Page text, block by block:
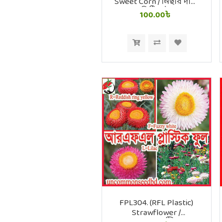
মিষ্টি ভুট্টা
100.00৳
FPL304. (RFL Plastic)
Strawflower /